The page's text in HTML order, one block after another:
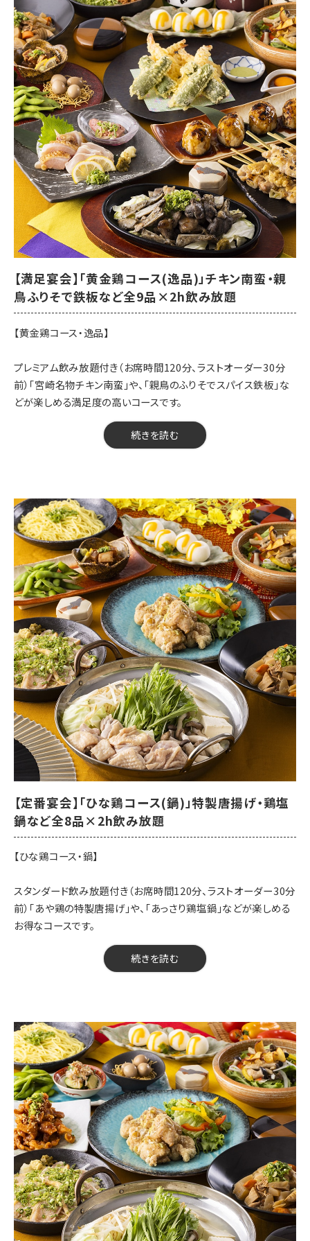
【コース内容】
【おや鶏コース・逸品】
※コース写真はイメージです
※選べる鍋／選べる鍋〆の場合はご予約時にご希望をお伝えくだ
さい
■スタンダード飲み放題付き（お席時間120分、ラストオーダー30
分前）
＋500円で生ビールも飲めるプレミアム飲み放題に変更可能
■お料理内容
【先付】ふっくら 鶏屋の季節野菜筑前煮
【前菜】ゆず塩枝豆、鶏皮ポン酢
【鶏刺身】九州産 鶏の炙りタタキ 宴会盛り
【菜物】豆富の胡麻ドレサラダ
【揚物】あや鶏の特製唐揚げ
【箸休】鶏屋の海鮮チヂミ
【焼物】チキングリル&ポテト ～ペッパーおろしソース～
【飯物】鶏屋の三色そぼろ飯
【甘味】季節の甘味
【開催期間】2026年7月20日～
【来店時間】16時00分～23時15分
【予約期限】当日（23時までにご予約ください）
※※当日の人数変更・キャンセルは、キャンセル料が発生する可能
【満足宴会】「黄金鶏コース(逸品)」チキン南蛮・親
鳥ふりそで鉄板など全9品×2h飲み放題
【黄金鶏コース・逸品】
プレミアム飲み放題付き（お席時間120分、ラストオーダー30分
前）「宮崎名物チキン南蛮」や、「親鳥のふりそでスパイス鉄板」な
どが楽しめる満足度の高いコースです。
続きを読む
【料金】5000円（税込）
【飲み放題】有 約90品以上
【コース内容】
【黄金鶏コース・逸品】
※コース写真はイメージです
※選べる鍋／選べる鍋〆の場合はご予約時にご希望をお伝えくだ
さい
■プレミアム飲み放題付き（お席時間120分、ラストオーダー30分
前）
■お料理内容
【先付】牛すじ煮込み
【前菜】ゆず塩枝豆、鶏皮ポン酢、クリームチーズわさび醤油漬け
【鶏刺身】九州産 鶏の炙りタタキ 宴会盛り
【菜物】蒸し鶏と豆富の胡麻ドレサラダ
【揚物】宮崎名物チキン南蛮 自家製タルタルソース
【箸休】鶏屋の海鮮チヂミ
【焼物】親鳥のふりそでスパイス鉄板
【飯物】鶏屋の三色そぼろ飯
【甘味】季節の甘味
【開催期間】2026年7月20日～
【来店時間】16時00分～23時15分
【予約期限】前日の23時までにご予約ください
※※当日の人数変更・キャンセルは、キャンセル料が発生する可能
性がございます。前日までにお知らせください／当日の仕入れ状
【定番宴会】「ひな鶏コース(鍋)」特製唐揚げ・鶏塩
鍋など全8品×2h飲み放題
【ひな鶏コース・鍋】
スタンダード飲み放題付き（お席時間120分、ラストオーダー30分
前）「あや鶏の特製唐揚げ」や、「あっさり鶏塩鍋」などが楽しめる
お得なコースです。
続きを読む
【料金】3500円（税込）
【飲み放題】有 約60品以上
【コース内容】
【ひな鶏コース・鍋】
※コース写真はイメージです
※選べる鍋／選べる鍋〆の場合はご予約時にご希望をお伝えくだ
さい
■スタンダード飲み放題付き（お席時間120分、ラストオーダー30
分前）
＋500円で生ビールも飲めるプレミアム飲み放題に変更可能